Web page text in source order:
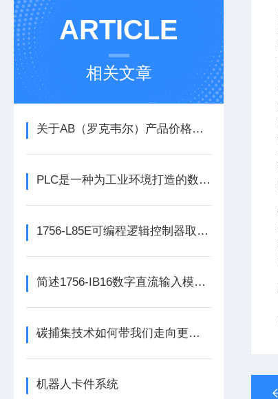
ARTICLE
相关文章
关于AB（罗克韦尔）产品价格调整的通知
PLC是一种为工业环境打造的数字运算电子装置
1756-L85E可编程逻辑控制器取代了传统的继电器控制系统
简述1756-IB16数字直流输入模块的正确安装步骤及注意事项
碳捕集技术如何带我们走向更洁净的未来？
机器人卡件系统